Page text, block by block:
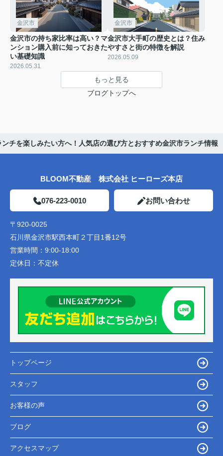
金沢市
金沢市の持ち家比率は高い？マ
ンション購入前に知っておきた
い基礎知識
2026.05.31
金沢市
金沢市大手町の歴史とは？住み
やすさと街の特徴を解説
2026.05.09
もっと見る
ブログトップへ
チを楽しみたい方へ！人気店の選び方とおすすめ金沢市ランチ情報
BLOOM不動産 株式会社 ヒーローズ本店
076-223-0010 お問い合わせ
〒920-0025
石川県金沢市駅西本町２丁目1番12号
営業時間： 9:00-18:00
定休日： 不定休
トップページ
スタッフ
お客様の声
ブログ
アクセスマップ